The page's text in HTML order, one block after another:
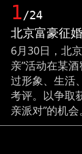
1/24
北京富豪征
6月30日，北
亲”活动在某
过形象、生活
考评。以争取
亲派对”的机